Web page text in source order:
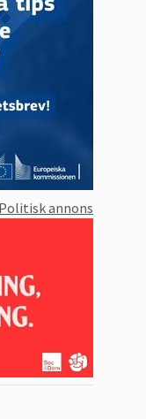
Politisk annons